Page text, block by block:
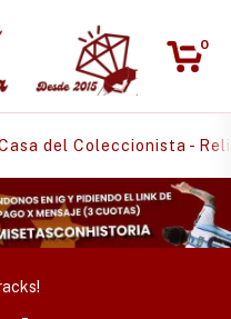
0
del Coleccionista -